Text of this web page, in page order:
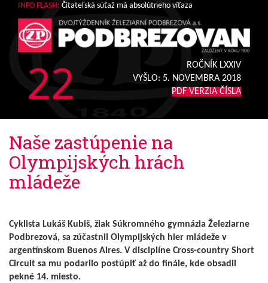
INFO FLASH: Čitateľská súťaž má absolútneho víťaza
22
ROČNÍK LXXIV
VYŠLO: 5. NOVEMBRA 2018
PDF VERZIA ČÍSLA
Naše zastúpenie na
Olympijských hrách
mládeže
Cyklista Lukáš Kubiš, žiak Súkromného gymnázia Železiarne
Podbrezová, sa zúčastnil Olympijských hier mládeže v
argentínskom Buenos Aires. V disciplíne Cross-country Short
Circuit sa mu podarilo postúpiť až do finále, kde obsadil
pekné 14. miesto.